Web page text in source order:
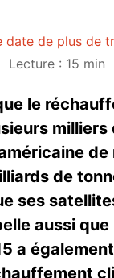
date de plus de
Lecture : 15 min
le
milliers
de
ses
aussi
a